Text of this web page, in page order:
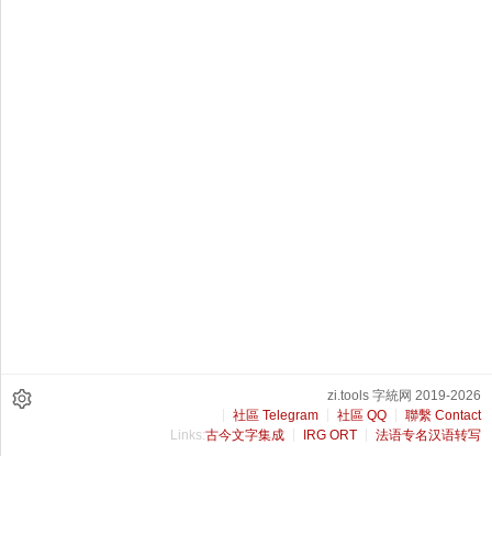
zi.tools 字統网 2019-2026
社區 Telegram
社區 QQ
聯繫 Contact
Links:古今文字集成 IRG ORT 法语专名汉语转写